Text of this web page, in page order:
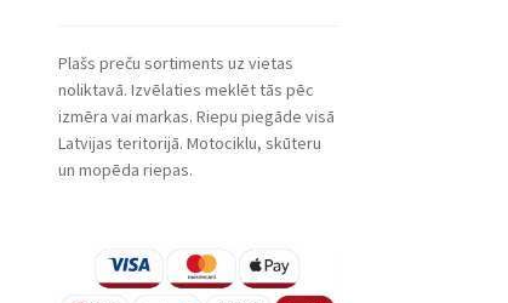
Plašs preču sortiments uz vietas
noliktavā. Izvēlaties meklēt tās pēc
izmēra vai markas. Riepu piegāde visā
Latvijas teritorijā. Motociklu, skūteru
un mopēda riepas.